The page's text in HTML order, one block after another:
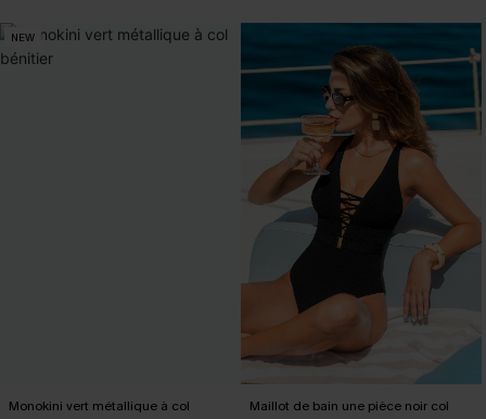
NEW
Monokini vert métallique à col
Maillot de bain une pièce noir col